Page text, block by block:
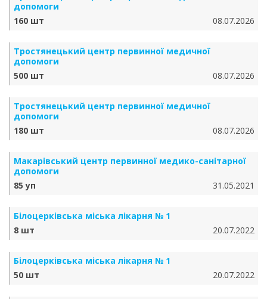
допомоги
160 шт
08.07.2026
Тростянецький центр первинної медичної
допомоги
500 шт
08.07.2026
Тростянецький центр первинної медичної
допомоги
180 шт
08.07.2026
Макарівський центр первинної медико-санітарної
допомоги
85 уп
31.05.2021
Білоцерківська міська лікарня № 1
8 шт
20.07.2022
Білоцерківська міська лікарня № 1
50 шт
20.07.2022